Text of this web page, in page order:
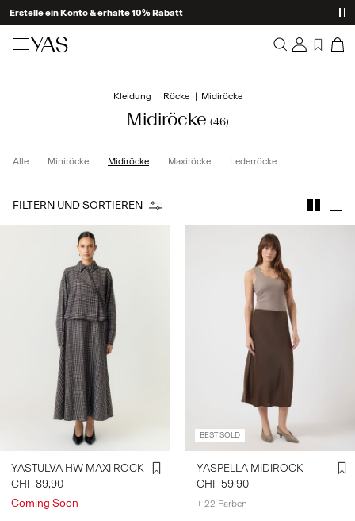
Erstelle ein Konto & erhalte 10% Rabatt
Übersicht
Bestellungen
Wunschliste
Zweiteiler
Occasionwear
Tolle Angebote
High Summer
ANMELDEN
ÜBER
Kleidung Röcke Midiröcke
Midiröcke (46)
Alle Miniröcke Midiröcke Maxiröcke Lederröcke
FILTERN UND SORTIEREN
YASTULVA HW MAXI ROCK
CHF 89,90
Coming Soon
BEST SOLD
YASPELLA MIDIROCK
CHF 59,90
+ 22 Farben